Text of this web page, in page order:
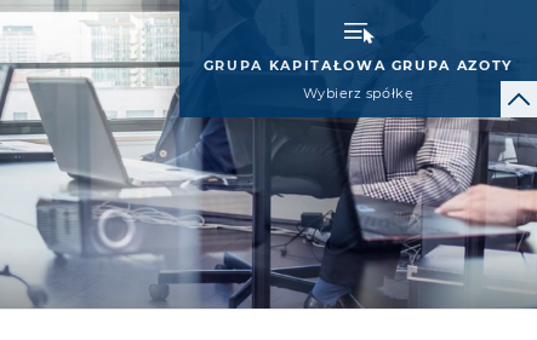
GRUPA KAPITAŁOWA GRUPA AZOTY
Wybierz spółkę